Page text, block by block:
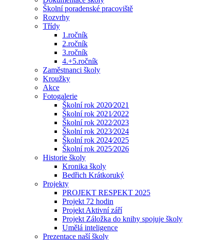
Školní poradenské pracoviště
Rozvrhy
Třídy
1.ročník
2.ročník
3.ročník
4.+5.ročník
Zaměstnanci školy
Kroužky
Akce
Fotogalerie
Školní rok 2020⁄2021
Školní rok 2021⁄2022
Školní rok 2022⁄2023
Školní rok 2023⁄2024
Školní rok 2024⁄2025
Školní rok 2025⁄2026
Historie školy
Kronika školy
Bedřich Krátkoruký
Projekty
PROJEKT RESPEKT 2025
Projekt 72 hodin
Projekt Aktivní září
Projekt Záložka do knihy spojuje školy
Umělá inteligence
Prezentace naší školy